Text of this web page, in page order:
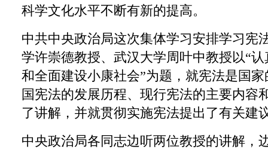
科学文化水平不断有新的提高。
中共中央政治局这次集体学习安排学习宪
学许崇德教授、武汉大学周叶中教授以“
和全面建设小康社会”为题，就宪法是国
国宪法的发展历程、现行宪法的主要内容
了讲解，并就贯彻实施宪法提出了有关建
中央政治局各同志边听两位教授的讲解，